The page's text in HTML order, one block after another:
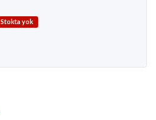
Stokta yok